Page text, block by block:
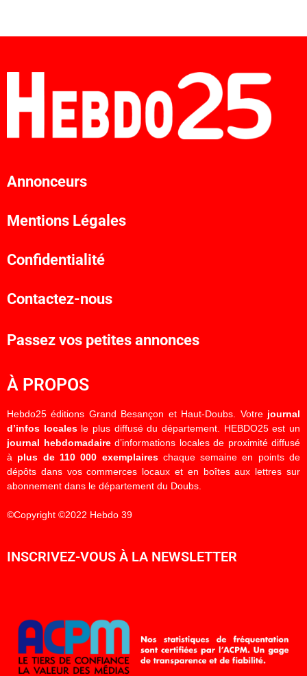
Annonceurs
Mentions Légales
Confidentialité
Contactez-nous
Passez vos petites annonces
À PROPOS
Hebdo25 éditions Grand Besançon et Haut-Doubs. Votre journal
d’infos localesle plus diffusé du département. HEBDO25 est un
journal hebdomadaired’informations locales de proximité diffusé
à plus de 110 000 exemplaireschaque semaine en points de
dépôts dans vos commerces locaux et en boîtes aux lettres sur
abonnement dans le département du Doubs.
©Copyright ©2022 Hebdo 39
INSCRIVEZ-VOUS À LA NEWSLETTER